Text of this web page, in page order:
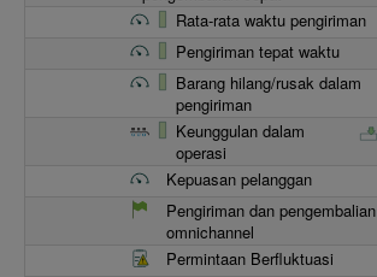
Rata-rata waktu pengiriman
Pengiriman tepat waktu
Barang hilang/rusak dalam
pengiriman
Keunggulan dalam
operasi
Kepuasan pelanggan
Pengiriman dan pengembalian
omnichannel
Permintaan Berfluktuasi